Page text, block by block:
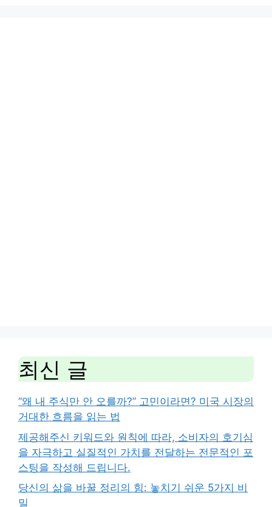
최신 글
“왜 내 주식만 안 오를까?” 고민이라면? 미국 시장의
거대한 흐름을 읽는 법
제공해주신 키워드와 원칙에 따라, 소비자의 호기심
을 자극하고 실질적인 가치를 전달하는 전문적인 포
스팅을 작성해 드립니다.
당신의 삶을 바꿀 정리의 힘: 놓치기 쉬운 5가지 비
밀